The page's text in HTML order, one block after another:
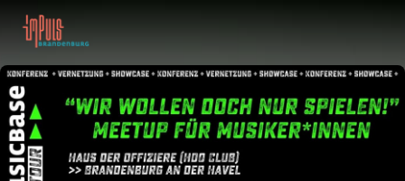
Skip header